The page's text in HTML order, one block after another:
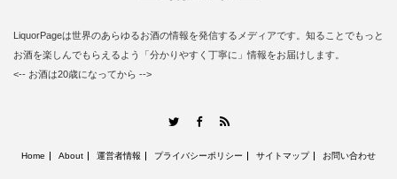
LiquorPageは世界のあらゆるお酒の情報を発信するメディアです。知ることでもっと
お酒を楽しんでもらえるよう「分かりやすく丁寧に」情報をお届けします。
<-- お酒は20歳になってから -->
TwitterFacebook
Home About 運営者情報 プライバシーポリシー サイトマップ お問い合わせ